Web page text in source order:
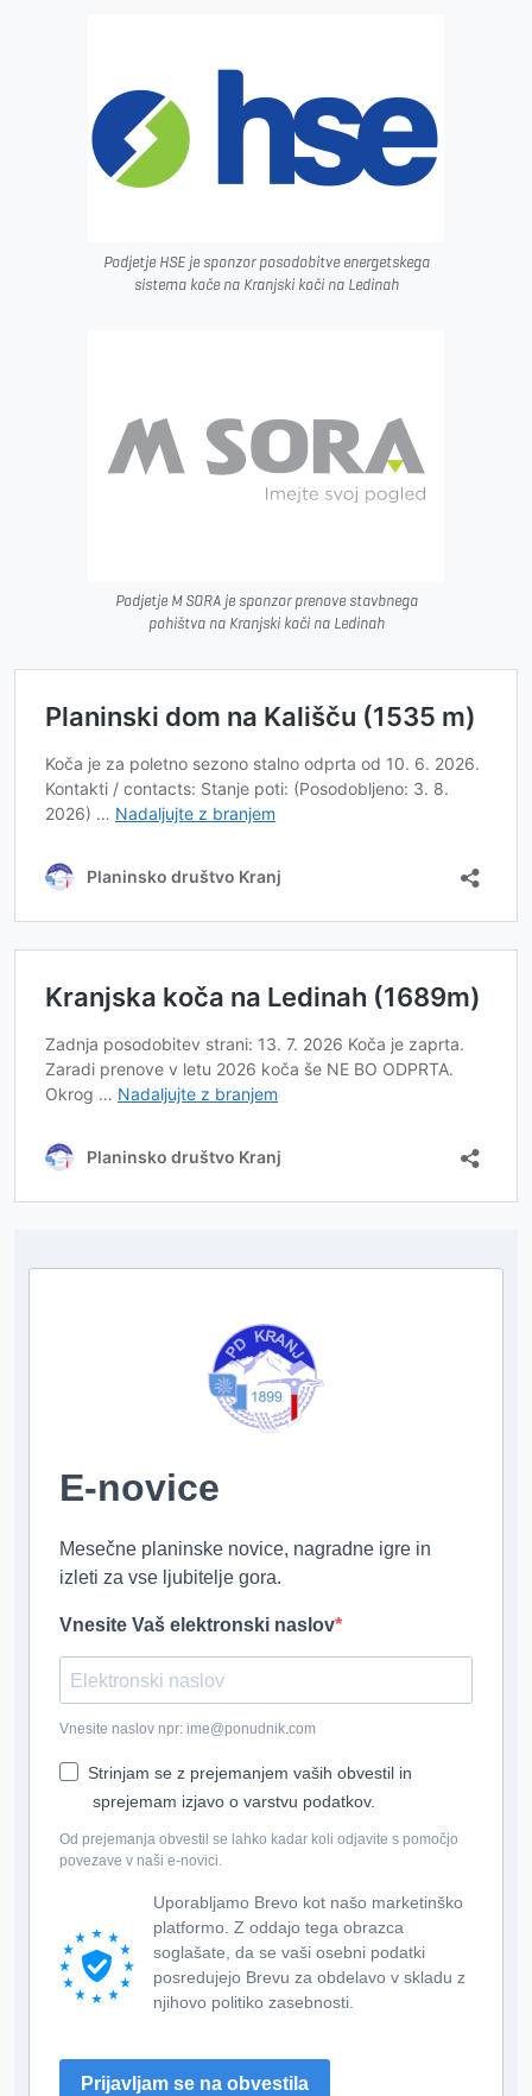
Podjetje HSE je sponzor posodobitve energetskega
sistema koče na Kranjski koči na Ledinah
Podjetje M SORA je sponzor prenove stavbnega
pohištva na Kranjski koči na Ledinah
E-novice
Mesečne planinske novice, nagradne igre in
izleti za vse ljubitelje gora.
Vnesite Vaš elektronski naslov
Vnesite naslov npr: ime@ponudnik.com
Strinjam se z prejemanjem vaših obvestil in
sprejemam izjavo o varstvu podatkov.
Od prejemanja obvestil se lahko kadar koli odjavite s pomočjo
povezave v naši e-novici.
Uporabljamo Brevo kot našo marketinško
platformo. Z oddajo tega obrazca
soglašate, da se vaši osebni podatki
posredujejo Brevu za obdelavo v skladu z
njihovo politiko zasebnosti.
Prijavljam se na obvestila